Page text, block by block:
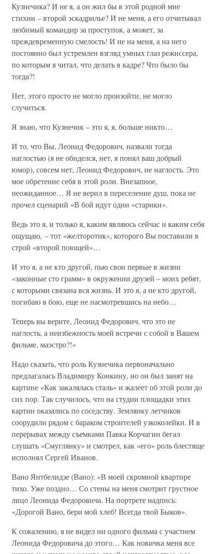
Кузнечика? И не я, а он жил бы в этой родной мне
стихии – второй эскадрилье? И не меня, а его отчитывал
любимый командир за проступок, а может, за
преждевременную смелость! И не на меня, а на него
постоянно был устремлен взгляд умных глаз режиссера,
по которым я читал, что делать в кадре? Что было бы
тогда?!
Нет, этого просто не могло произойти, не могло
случиться.
Я знаю, что Кузнечик – это я, я, больше никто…
И то, что Вы, Леонид Федорович, назвали тогда
наглостью (я не обиделся, нет, я понял ваш добрый
юмор), совсем нет, Леонид Федорович, не наглость. Это
мое обретение себя в этой роли. Внезапное,
неожиданное… Я не верил в переселение душ, пока не
прочел сценарий «В бой идут одни «старики».
Ведь это я, и только я, каким являюсь сейчас и каким себя
ощущаю, – тот «желторотик», которого Вы поставили в
строй «второй поющей»…
И это я, а не кто другой, пью свои первые в жизни
«законные сто грамм» в окружении друзей – моих ребят,
с которыми связана вся жизнь. И это я, а не кто другой,
погибаю в бою, еще не насмотревшись на небо…
Теперь вы верите, Леонид Федорович, что это не
наглость, а неизбежность моей встречи с собой в Вашем
фильме, маэстро?!»
Надо сказать, что роль Кузнечика первоначально
предлагалась Владимиру Конкину, но он был занят на
картине «Как закалялась сталь» и жалеет об этой роли до
сих пор. Так случилось, что на студии площадки этих
картин оказались по соседству. Землянку летчиков
соорудили рядом с бараком строителей узкоколейки. И в
перерывах между съемками Павка Корчагин бегал
слушать «Смуглянку» и смотрел, как «его» роль блестяще
исполнял Сергей Иванов.
Вано Янтбелидзе (Вано): «В моей скромной квартире
тихо. Уже поздно… Со стены на меня смотрит грустное
лицо Леонида Федоровича. На портрете надпись:
«Дорогой Вано, бери мой хлеб! Всегда твой Быков».
К сожалению, я не видел ни одного фильма с участием
Леонида Федоровича до этого… Как новичка меня все